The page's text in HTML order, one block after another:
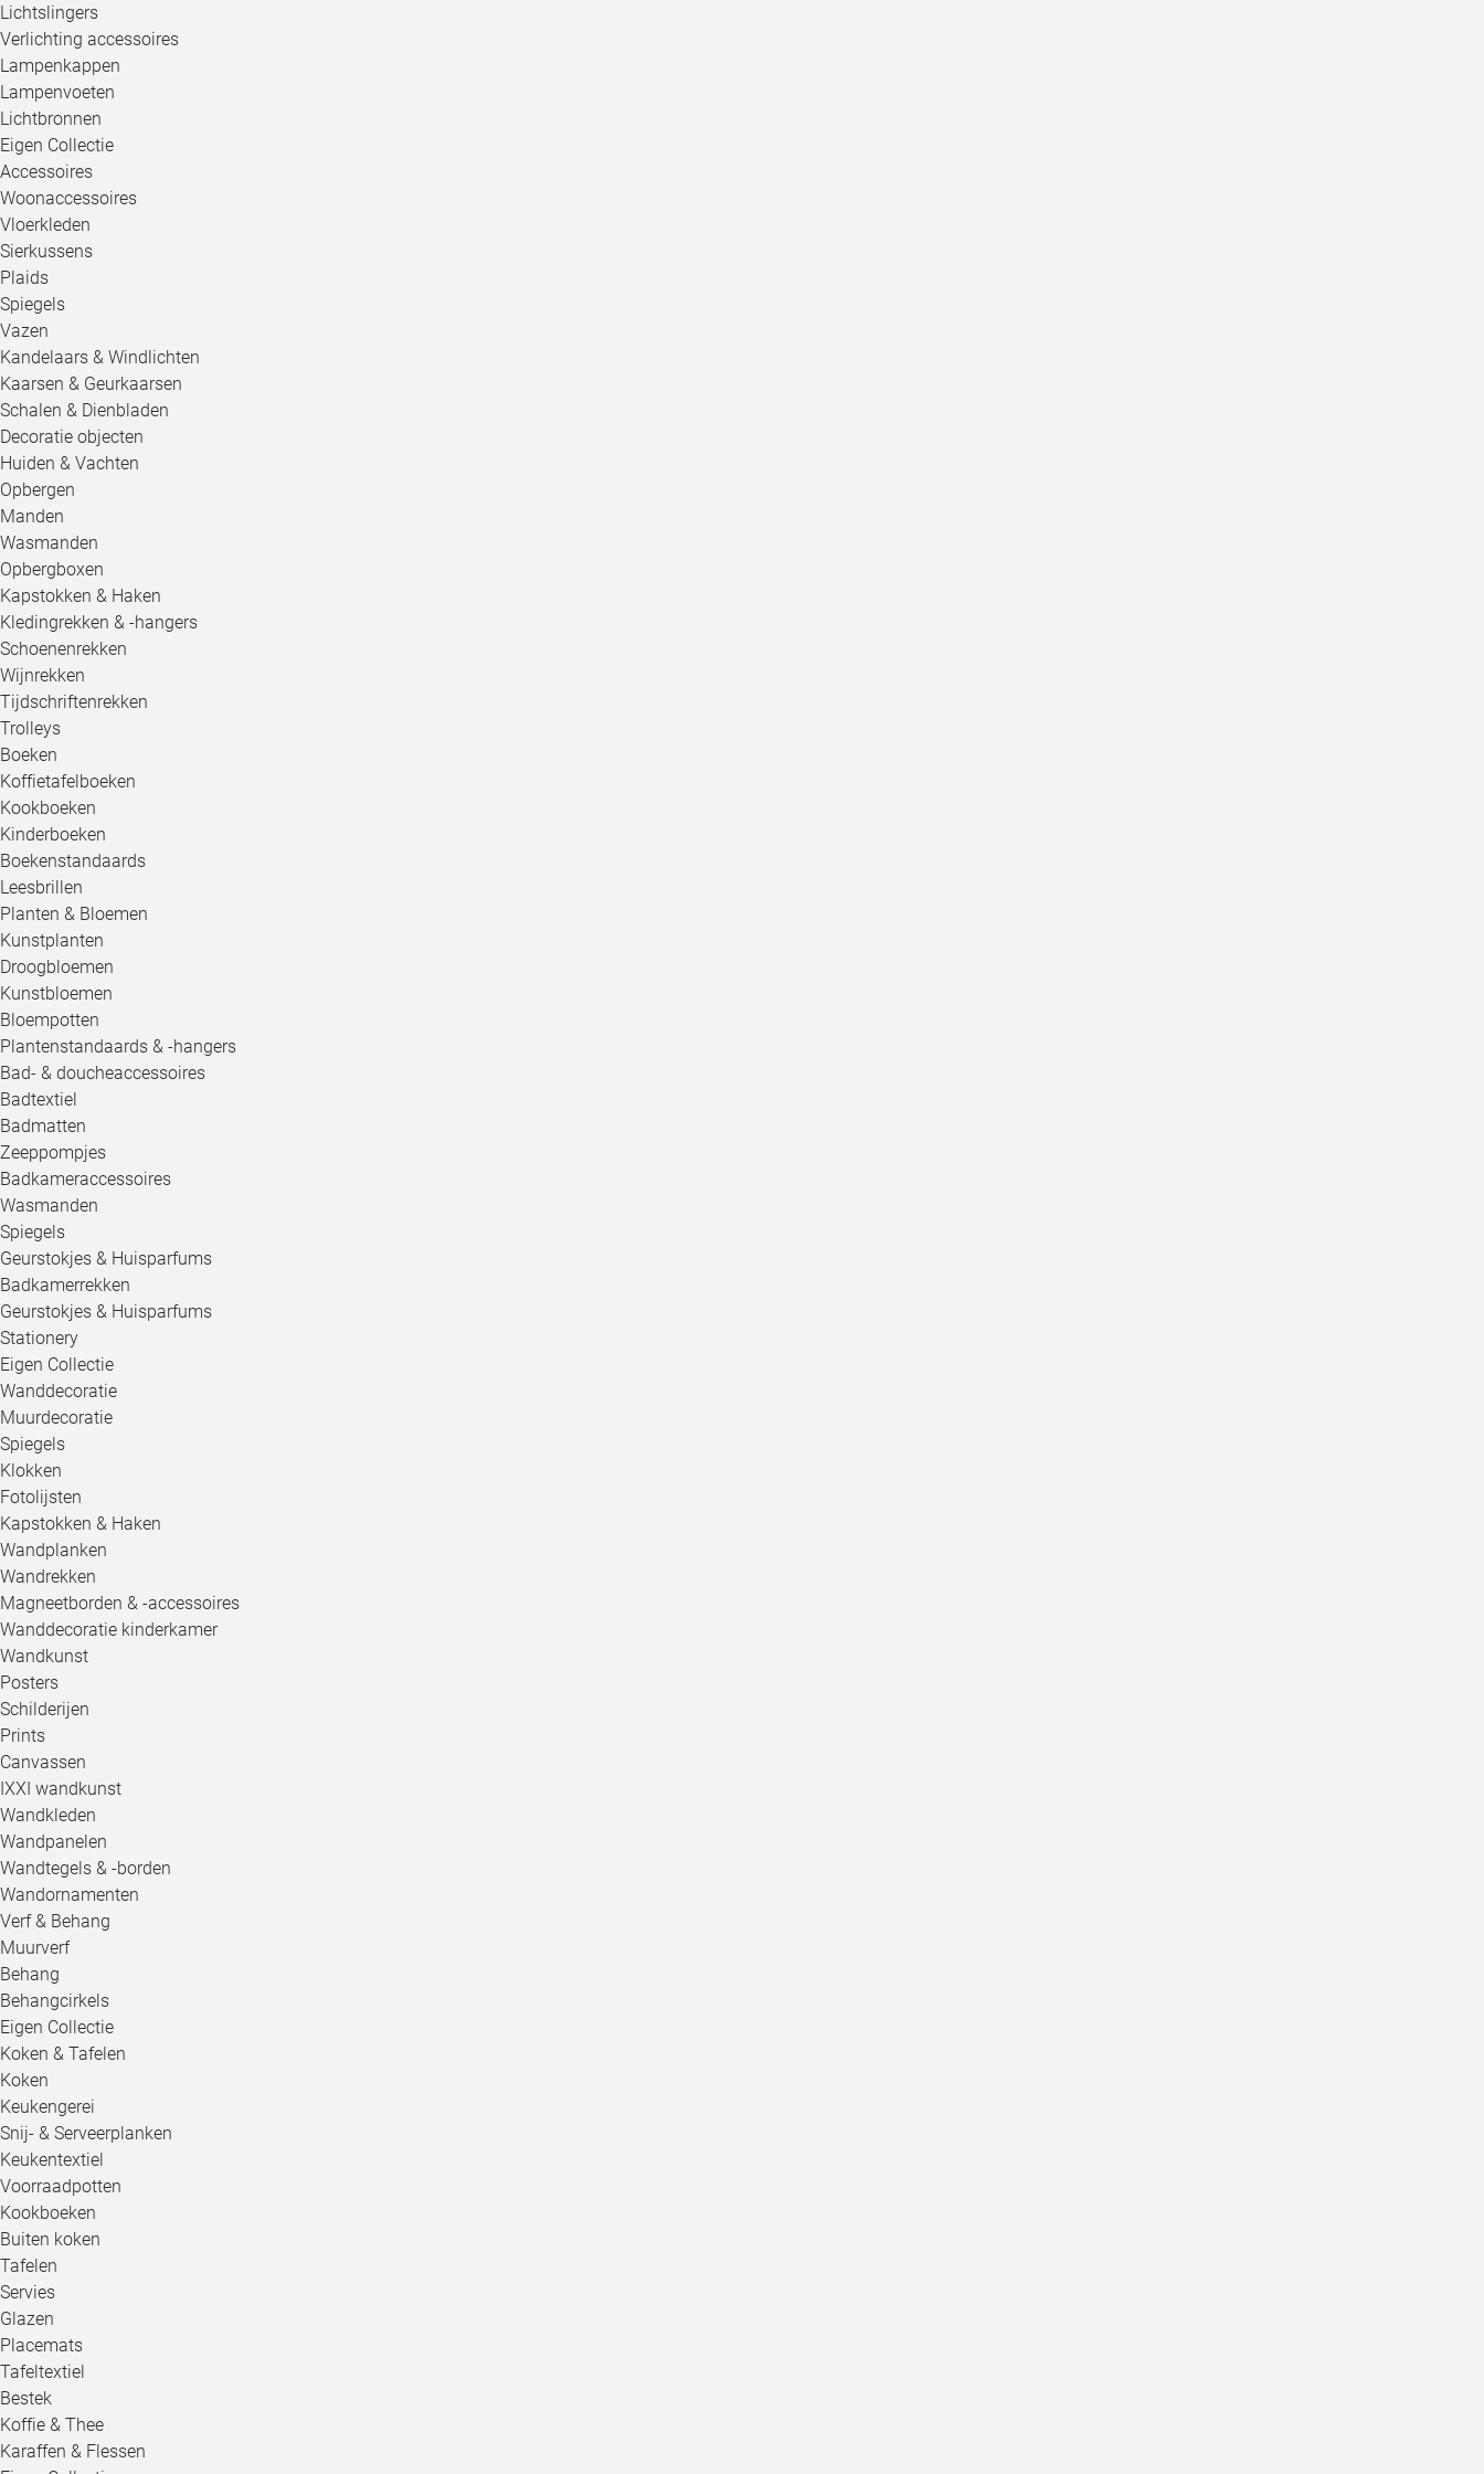
Lichtslingers
Verlichting accessoires
Lampenkappen
Lampenvoeten
Lichtbronnen
Eigen Collectie
Accessoires
Woonaccessoires
Vloerkleden
Sierkussens
Plaids
Spiegels
Vazen
Kandelaars & Windlichten
Kaarsen & Geurkaarsen
Schalen & Dienbladen
Decoratie objecten
Huiden & Vachten
Opbergen
Manden
Wasmanden
Opbergboxen
Kapstokken & Haken
Kledingrekken & -hangers
Schoenenrekken
Wijnrekken
Tijdschriftenrekken
Trolleys
Boeken
Koffietafelboeken
Kookboeken
Kinderboeken
Boekenstandaards
Leesbrillen
Planten & Bloemen
Kunstplanten
Droogbloemen
Kunstbloemen
Bloempotten
Plantenstandaards & -hangers
Bad- & doucheaccessoires
Badtextiel
Badmatten
Zeeppompjes
Badkameraccessoires
Wasmanden
Spiegels
Geurstokjes & Huisparfums
Badkamerrekken
Geurstokjes & Huisparfums
Stationery
Eigen Collectie
Wanddecoratie
Muurdecoratie
Spiegels
Klokken
Fotolijsten
Kapstokken & Haken
Wandplanken
Wandrekken
Magneetborden & -accessoires
Wanddecoratie kinderkamer
Wandkunst
Posters
Schilderijen
Prints
Canvassen
IXXI wandkunst
Wandkleden
Wandpanelen
Wandtegels & -borden
Wandornamenten
Verf & Behang
Muurverf
Behang
Behangcirkels
Eigen Collectie
Koken & Tafelen
Koken
Keukengerei
Snij- & Serveerplanken
Keukentextiel
Voorraadpotten
Kookboeken
Buiten koken
Tafelen
Servies
Glazen
Placemats
Tafeltextiel
Bestek
Koffie & Thee
Karaffen & Flessen